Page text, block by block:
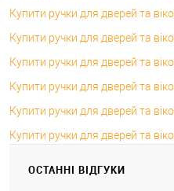
Купити ручки для дверей та
Купити ручки для дверей та
Купити ручки для дверей та
Купити ручки для дверей та
Купити ручки для дверей та
Купити ручки для дверей та
ОСТАННІ ВІДГУКИ